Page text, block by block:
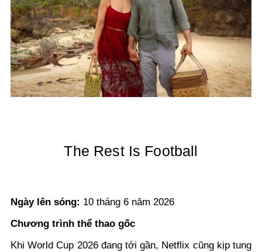
The Rest Is Football
Ngày lên sóng: 10 tháng 6 năm 2026
Chương trình thể thao gốc
Khi World Cup 2026 đang tới gần, Netflix cũng kịp tung